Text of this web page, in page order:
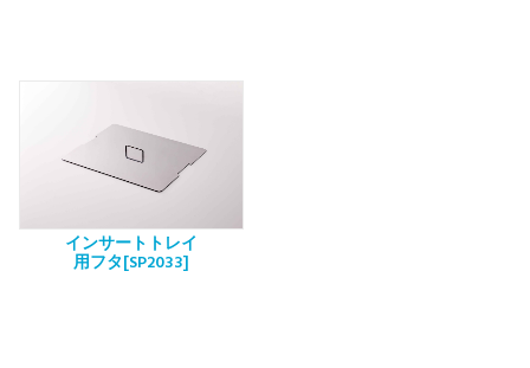
インサートトレイ
用フタ[SP2033]